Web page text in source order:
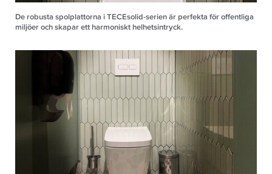
De robusta spolplattorna i TECEsolid-serien är perfekta för offentliga
miljöer och skapar ett harmoniskt helhetsintryck.